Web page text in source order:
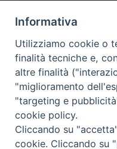
DIOCESI
Contatti:Tel.:
E-mail:
Orari: dal Lunedì
Lunedì,
Informativa
Utilizziamo cookie o
finalità tecniche e,
altre finalità
"miglioramento
"targeting e
cookie policy.
Cliccando su
cookie. Cliccando su